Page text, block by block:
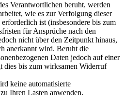
Verantwortlichen beruht, werden
wie es zur Verfolgung dieser
erforderlich ist (insbesondere bis zum
für Ansprüche nach den
nicht über den Zeitpunkt hinaus,
anerkannt wird. Beruht die
Daten jedoch auf einer
bis zum wirksamen Widerruf
keine automatisierte
Ihren Lasten anwenden.